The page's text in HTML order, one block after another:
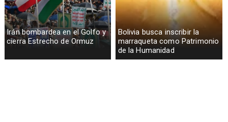
Irán bombardea en el Golfo y
cierra Estrecho de Ormuz
Bolivia busca inscribir la
marraqueta como Patrimonio
de la Humanidad